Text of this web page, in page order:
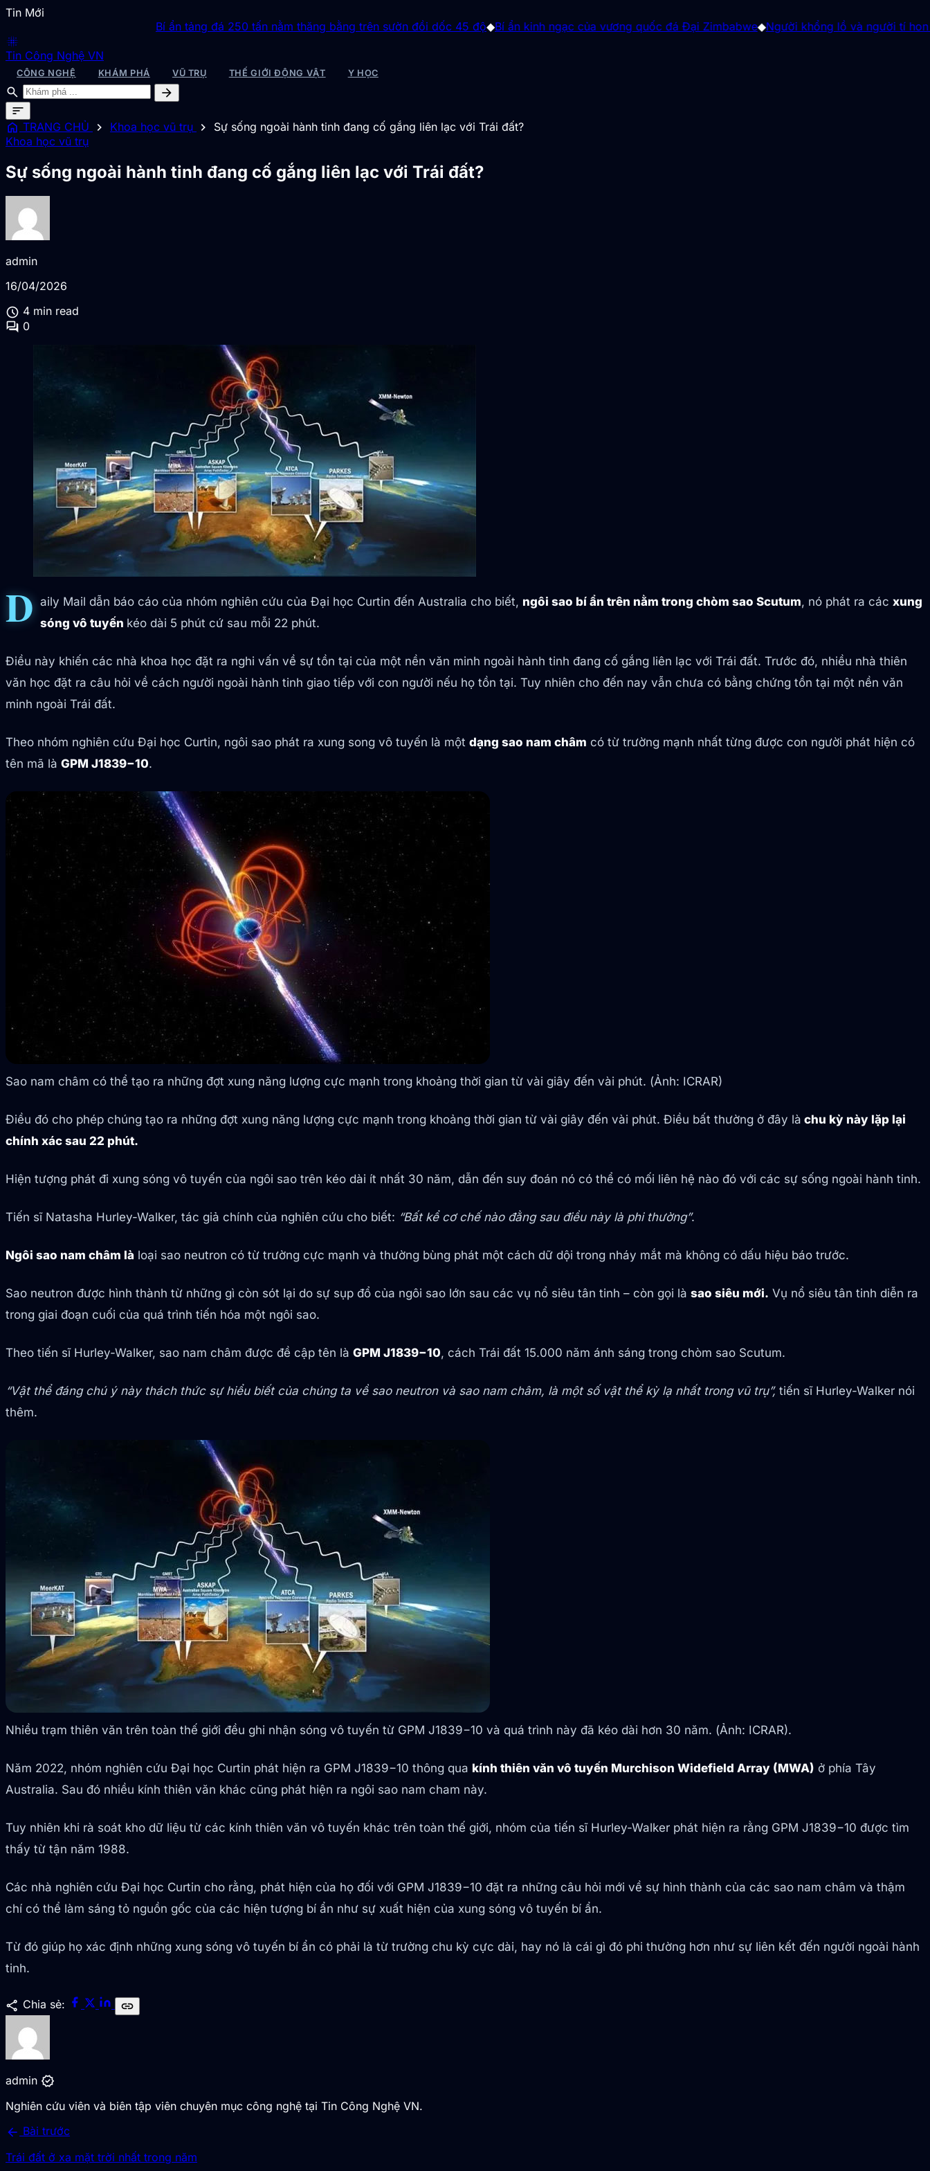
Tin Mới
Bí ẩn tảng đá 250 tấn nằm thăng bằng trên sườn đồi dốc 45 độ ◆Bí ẩn kinh ngạc của vương quốc đá Đại Zimbabwe ◆Người khổng lồ và người tí hon có tồn
blur_on
Tin Công Nghệ VN
CÔNG NGHỆ KHÁM PHÁ VŨ TRỤ THẾ GIỚI ĐỘNG VẬT Y HỌC
search
arrow_forward
sort
home TRANG CHỦ chevron_right Khoa học vũ trụ chevron_right
Sự sống ngoài hành tinh đang cố gắng liên lạc với Trái đất?
Khoa học vũ trụ
Sự sống ngoài hành tinh đang cố gắng liên lạc với Trái đất?
admin
16/04/2026
schedule 4 min read
forum 0
D aily Mail dẫn báo cáo của nhóm nghiên cứu của Đại học Curtin đến Australia cho biết, ngôi sao bí ẩn trên nằm trong chòm sao Scutum, nó phát ra các xung
sóng vô tuyến kéo dài 5 phút cứ sau mỗi 22 phút.
Điều này khiến các nhà khoa học đặt ra nghi vấn về sự tồn tại của một nền văn minh ngoài hành tinh đang cố gắng liên lạc với Trái đất. Trước đó, nhiều nhà thiên
văn học đặt ra câu hỏi về cách người ngoài hành tinh giao tiếp với con người nếu họ tồn tại. Tuy nhiên cho đến nay vẫn chưa có bằng chứng tồn tại một nền văn
minh ngoài Trái đất.
Theo nhóm nghiên cứu Đại học Curtin, ngôi sao phát ra xung song vô tuyến là một dạng sao nam châm có từ trường mạnh nhất từng được con người phát hiện có
tên mã là GPM J1839−10.
Sao nam châm có thể tạo ra những đợt xung năng lượng cực mạnh trong khoảng thời gian từ vài giây đến vài phút. (Ảnh: ICRAR)
Điều đó cho phép chúng tạo ra những đợt xung năng lượng cực mạnh trong khoảng thời gian từ vài giây đến vài phút. Điều bất thường ở đây là chu kỳ này lặp lại
chính xác sau 22 phút.
Hiện tượng phát đi xung sóng vô tuyến của ngôi sao trên kéo dài ít nhất 30 năm, dẫn đến suy đoán nó có thể có mối liên hệ nào đó với các sự sống ngoài hành tinh.
Tiến sĩ Natasha Hurley-Walker, tác giả chính của nghiên cứu cho biết: “Bất kể cơ chế nào đằng sau điều này là phi thường”.
Ngôi sao nam châm là loại sao neutron có từ trường cực mạnh và thường bùng phát một cách dữ dội trong nháy mắt mà không có dấu hiệu báo trước.
Sao neutron được hình thành từ những gì còn sót lại do sự sụp đổ của ngôi sao lớn sau các vụ nổ siêu tân tinh – còn gọi là sao siêu mới. Vụ nổ siêu tân tinh diễn ra
trong giai đoạn cuối của quá trình tiến hóa một ngôi sao.
Theo tiến sĩ Hurley-Walker, sao nam châm được đề cập tên là GPM J1839−10, cách Trái đất 15.000 năm ánh sáng trong chòm sao Scutum.
“Vật thể đáng chú ý này thách thức sự hiểu biết của chúng ta về sao neutron và sao nam châm, là một số vật thể kỳ lạ nhất trong vũ trụ”, tiến sĩ Hurley-Walker nói
thêm.
Nhiều trạm thiên văn trên toàn thế giới đều ghi nhận sóng vô tuyến từ GPM J1839−10 và quá trình này đã kéo dài hơn 30 năm. (Ảnh: ICRAR).
Năm 2022, nhóm nghiên cứu Đại học Curtin phát hiện ra GPM J1839−10 thông qua kính thiên văn vô tuyến Murchison Widefield Array (MWA) ở phía Tây
Australia. Sau đó nhiều kính thiên văn khác cũng phát hiện ra ngôi sao nam cham này.
Tuy nhiên khi rà soát kho dữ liệu từ các kính thiên văn vô tuyến khác trên toàn thế giới, nhóm của tiến sĩ Hurley-Walker phát hiện ra rằng GPM J1839−10 được tìm
thấy từ tận năm 1988.
Các nhà nghiên cứu Đại học Curtin cho rằng, phát hiện của họ đối với GPM J1839−10 đặt ra những câu hỏi mới về sự hình thành của các sao nam châm và thậm
chí có thể làm sáng tỏ nguồn gốc của các hiện tượng bí ẩn như sự xuất hiện của xung sóng vô tuyến bí ẩn.
Từ đó giúp họ xác định những xung sóng vô tuyến bí ẩn có phải là từ trường chu kỳ cực dài, hay nó là cái gì đó phi thường hơn như sự liên kết đến người ngoài hành
tinh.
share Chia sẻ: link
admin verified
Nghiên cứu viên và biên tập viên chuyên mục công nghệ tại Tin Công Nghệ VN.
arrow_back Bài trước
Trái đất ở xa mặt trời nhất trong năm